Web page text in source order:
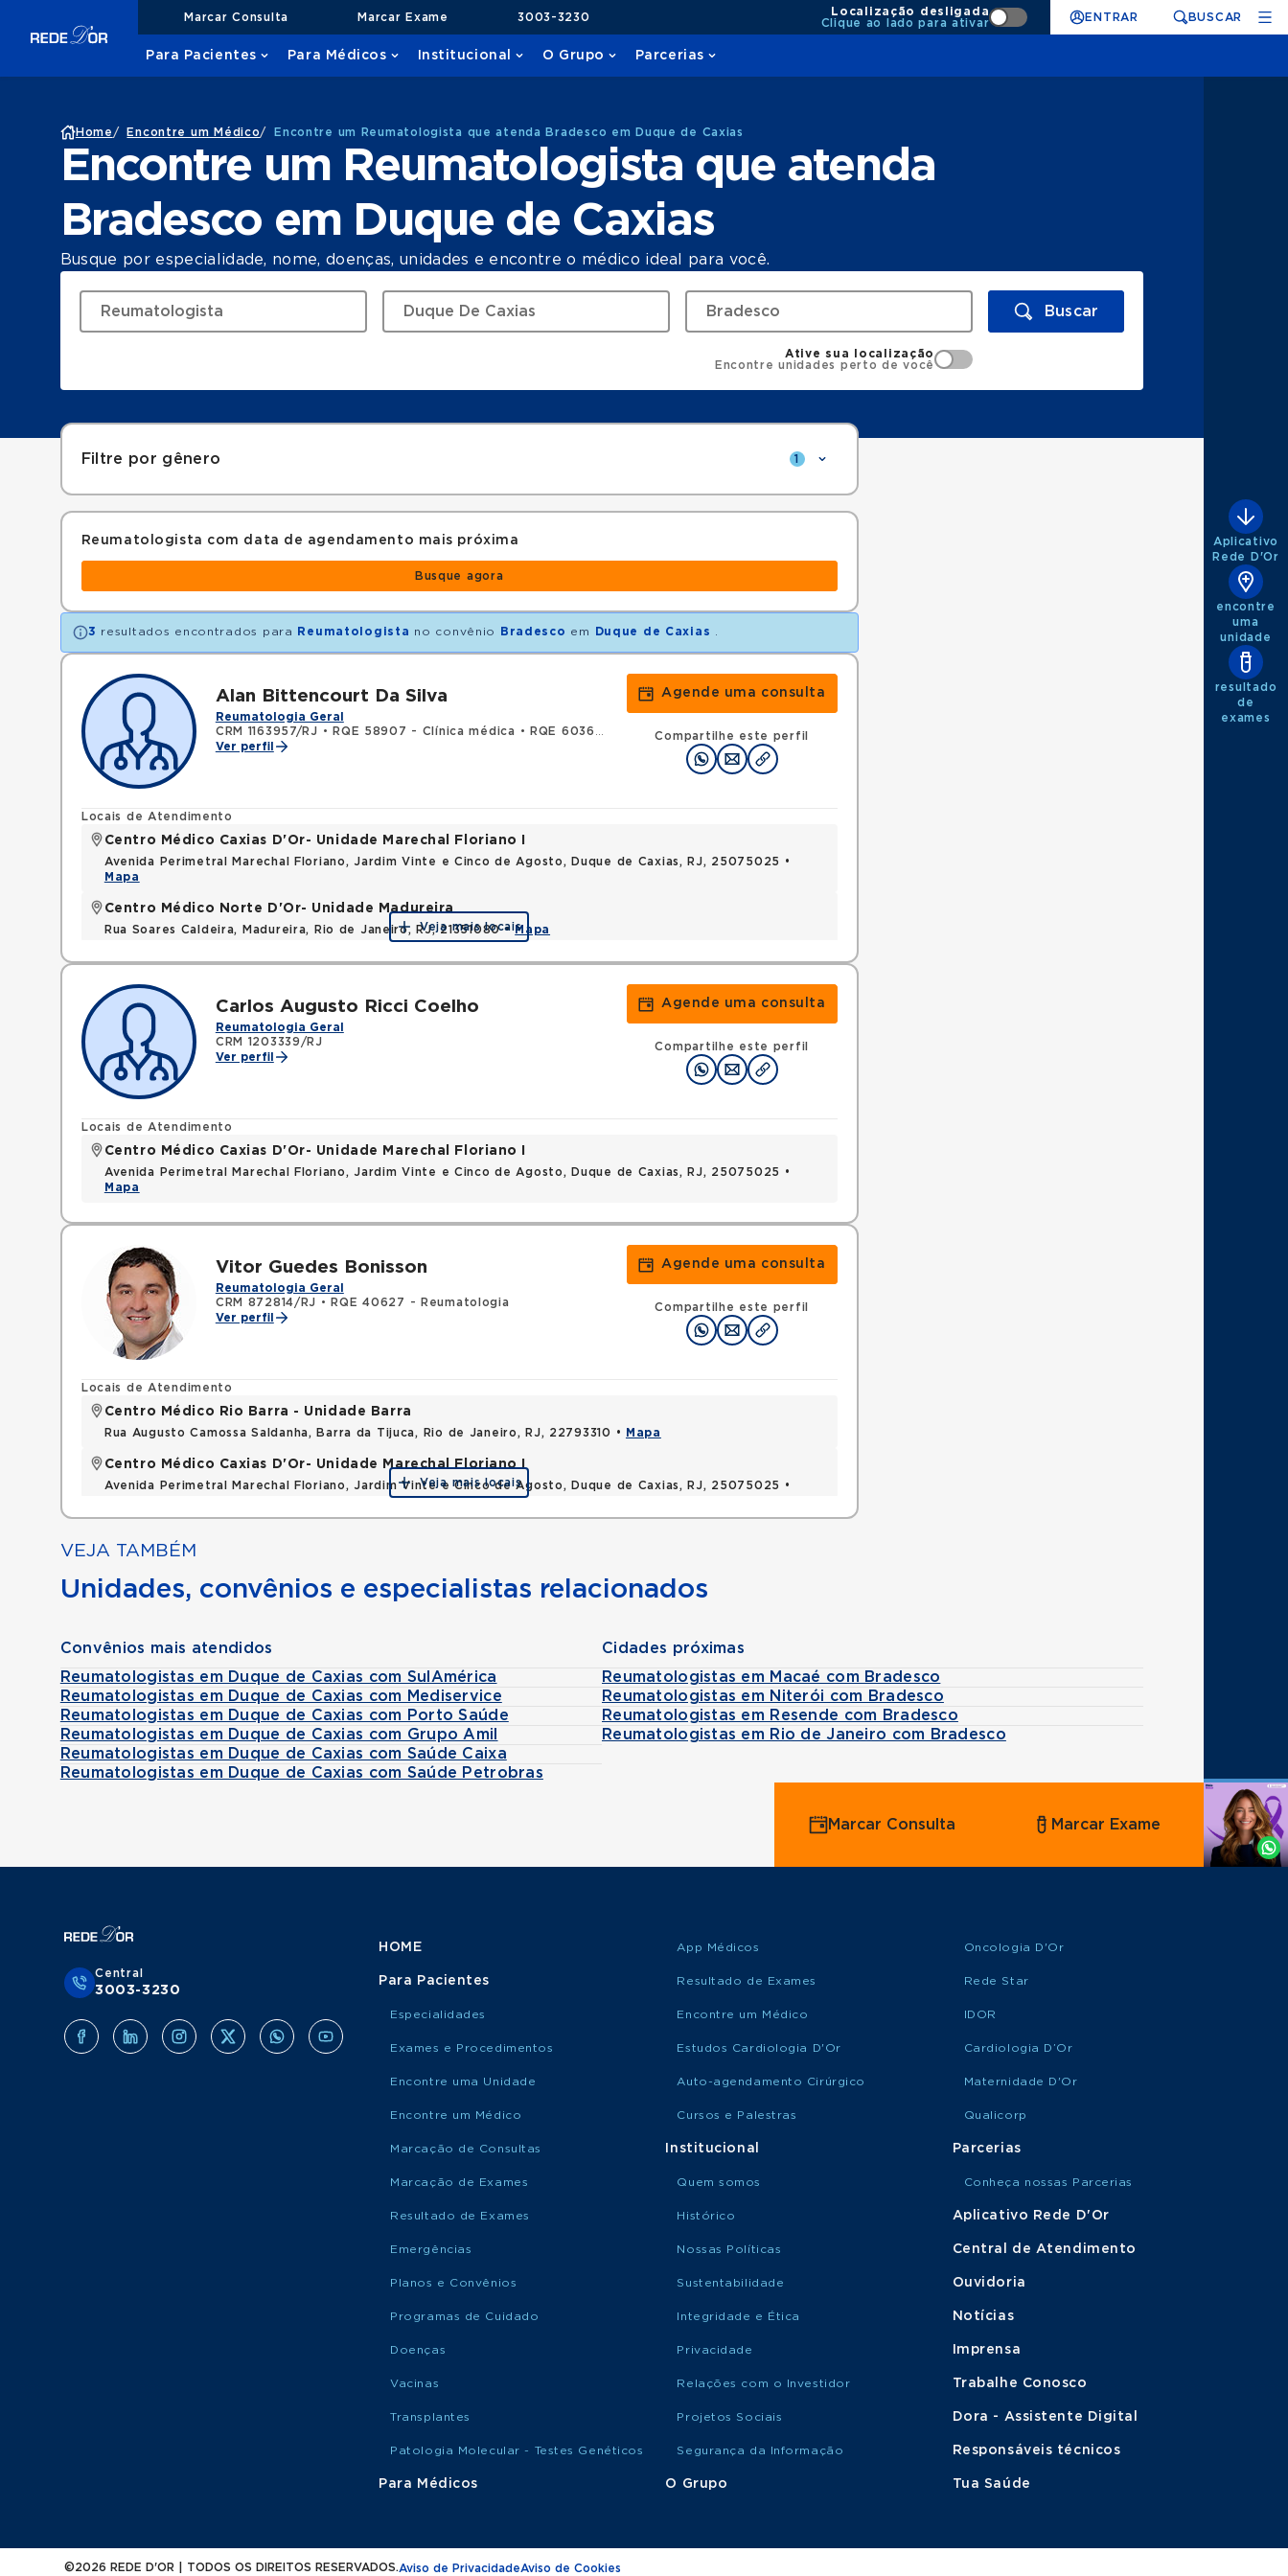
Marcar Consulta Marcar Exame 3003-3230
Localização desligada
Clique ao lado para ativar
ENTRAR BUSCAR
Para Pacientes Para Médicos Institucional O Grupo Parcerias
Home / Encontre um Médico/ Encontre um Reumatologista que atenda Bradesco em Duque de Caxias
Encontre um Reumatologista que atenda
Bradesco em Duque de Caxias
Busque por especialidade, nome, doenças, unidades e encontre o médico ideal para você.
Buscar
Ative sua localização
Encontre unidades perto de você
Filtre por gênero 1
Reumatologista com data de agendamento mais próxima
Busque agora
3 resultados encontrados para Reumatologista no convênio Bradesco em Duque de Caxias
Alan Bittencourt Da Silva
Reumatologia Geral
CRM 1163957/RJ • RQE 58907 - Clínica médica •
RQE 60360 - Reumatologia
Ver perfil
Agende uma consulta
Compartilhe este perfil
Locais de Atendimento
Centro Médico Caxias D'Or- Unidade Marechal Floriano I
Avenida Perimetral Marechal Floriano, Jardim Vinte e Cinco de Agosto, Duque de Caxias, RJ, 25075025 •
Mapa
Centro Médico Norte D'Or- Unidade Madureira
Rua Soares Caldeira, Madureira, Rio de Janeiro, RJ, 21351080 •Mapa
Veja mais locais
Carlos Augusto Ricci Coelho
Reumatologia Geral
CRM 1203339/RJ
Ver perfil
Agende uma consulta
Compartilhe este perfil
Locais de Atendimento
Centro Médico Caxias D'Or- Unidade Marechal Floriano I
Avenida Perimetral Marechal Floriano, Jardim Vinte e Cinco de Agosto, Duque de Caxias, RJ, 25075025 •
Mapa
Vitor Guedes Bonisson
Reumatologia Geral
CRM 872814/RJ •
RQE 40627 - Reumatologia
Ver perfil
Agende uma consulta
Compartilhe este perfil
Locais de Atendimento
Centro Médico Rio Barra - Unidade Barra
Rua Augusto Camossa Saldanha, Barra da Tijuca, Rio de Janeiro, RJ, 22793310 • Mapa
Centro Médico Caxias D'Or- Unidade Marechal Floriano I
Avenida Perimetral Marechal Floriano, Jardim Vinte e Cinco de Agosto, Duque de Caxias, RJ, 25075025 •
Veja mais locais
VEJA TAMBÉM
Unidades, convênios e especialistas relacionados
Convênios mais atendidos
Reumatologistas em Duque de Caxias com SulAmérica
Reumatologistas em Duque de Caxias com Mediservice
Reumatologistas em Duque de Caxias com Porto Saúde
Reumatologistas em Duque de Caxias com Grupo Amil
Reumatologistas em Duque de Caxias com Saúde Caixa
Reumatologistas em Duque de Caxias com Saúde Petrobras
Cidades próximas
Reumatologistas em Macaé com Bradesco
Reumatologistas em Niterói com Bradesco
Reumatologistas em Resende com Bradesco
Reumatologistas em Rio de Janeiro com Bradesco
Aplicativo
Rede D'Or
encontre
uma
unidade
resultado
de
exames
Agende
Whatsapp
Marcar Consulta Marcar Exame
Central
3003-3230
HOME
Para Pacientes
Especialidades
Exames e Procedimentos
Encontre uma Unidade
Encontre um Médico
Marcação de Consultas
Marcação de Exames
Resultado de Exames
Emergências
Planos e Convênios
Programas de Cuidado
Doenças
Vacinas
Transplantes
Patologia Molecular - Testes Genéticos
Para Médicos
App Médicos
Resultado de Exames
Encontre um Médico
Estudos Cardiologia D'Or
Auto-agendamento Cirúrgico
Cursos e Palestras
Institucional
Quem somos
Histórico
Nossas Políticas
Sustentabilidade
Integridade e Ética
Privacidade
Relações com o Investidor
Projetos Sociais
Segurança da Informação
O Grupo
Oncologia D'Or
Rede Star
IDOR
Cardiologia D’Or
Maternidade D'Or
Qualicorp
Parcerias
Conheça nossas Parcerias
Aplicativo Rede D'Or
Central de Atendimento
Ouvidoria
Notícias
Imprensa
Trabalhe Conosco
Dora - Assistente Digital
Responsáveis técnicos
Tua Saúde
©2026 REDE D'OR | TODOS OS DIREITOS RESERVADOS.Aviso de PrivacidadeAviso de Cookies